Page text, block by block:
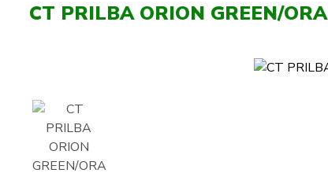
CT PRILBA ORION GREEN/ORA